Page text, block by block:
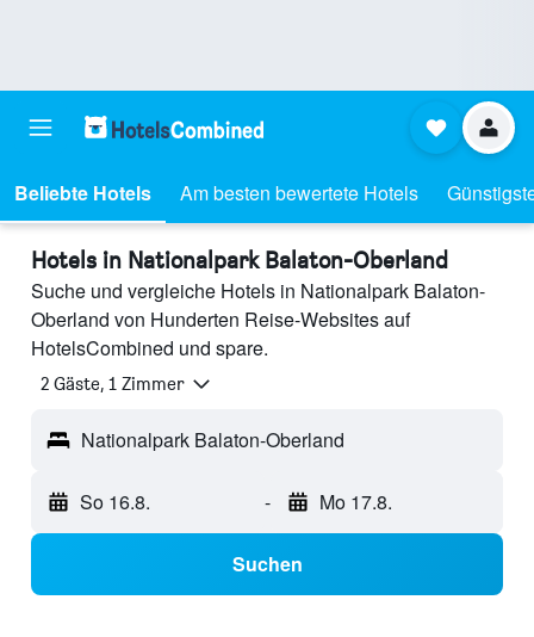
Beliebte Hotels Am besten bewertete Hotels
Hotels in Nationalpark Balaton-Oberland
Suche und vergleiche Hotels in Nationalpark Balaton-
Oberland von Hunderten Reise-Websites auf
HotelsCombined und spare.
2 Gäste, 1 Zimmer
Nationalpark Balaton-Oberland
So 16.8. - Mo 17.8.
Suchen